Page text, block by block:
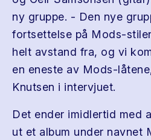
ny gruppe. - Den nye
fortsettelse på Mods-
helt avstand fra, og vi
en eneste av Mods-
Knutsen i intervjuet.
Det ender imidlertid med
ut et album under navnet